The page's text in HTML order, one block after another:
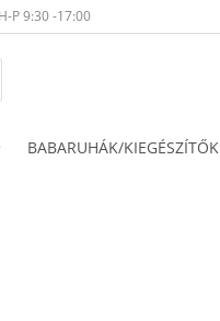
P 9:30 -17:00
BABARUHÁK/KIEGÉSZÍTŐK